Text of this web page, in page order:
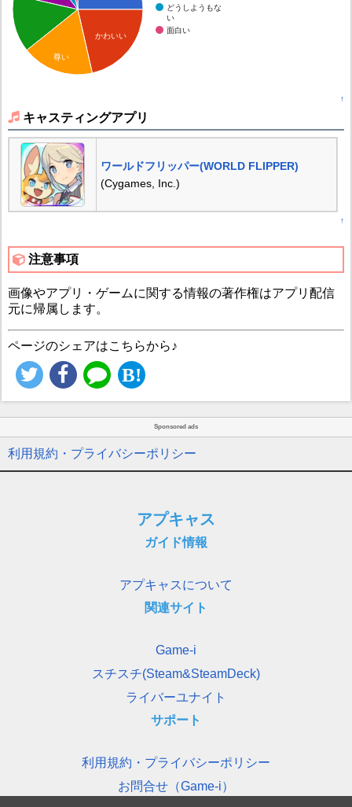
どうしようもな
い
面白い
かわいい
尊い
↑
キャスティングアプリ
ワールドフリッパー(WORLD FLIPPER)
(Cygames, Inc.)
↑
注意事項
画像やアプリ・ゲームに関する情報の著作権はアプリ配信
元に帰属します。
ページのシェアはこちらから♪
Sponsored ads
利用規約・プライバシーポリシー
アプキャス
ガイド情報
アプキャスについて
関連サイト
Game-i
スチスチ(Steam&SteamDeck)
ライバーユナイト
サポート
利用規約・プライバシーポリシー
お問合せ（Game-i）